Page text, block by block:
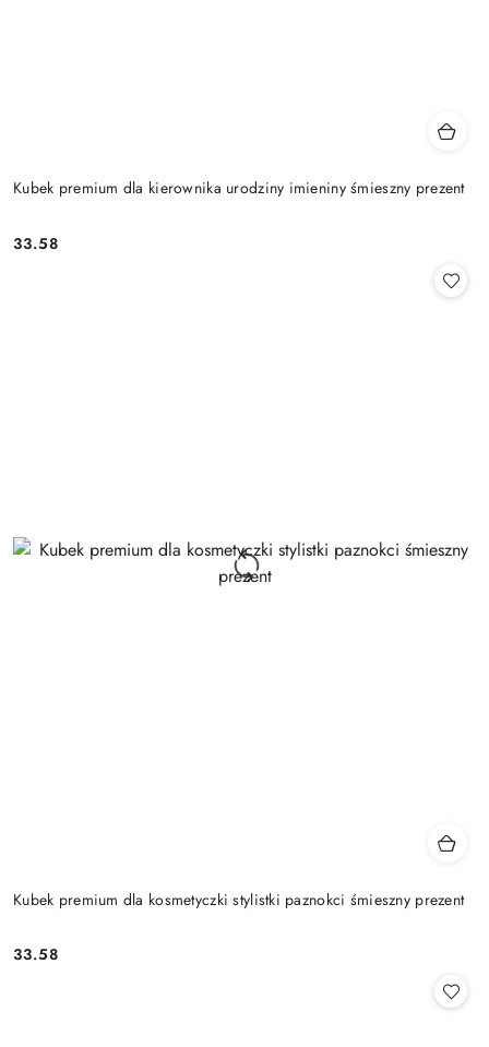
Kubek premium dla kierownika urodziny imieniny śmieszny prezent
Cena:
33.58
Kubek premium dla kosmetyczki stylistki paznokci śmieszny prezent
Cena:
33.58